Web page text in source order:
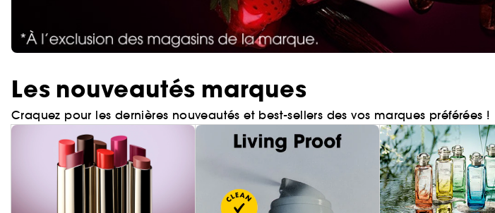
Les nouveautés marques
Craquez pour les dernières nouveautés et best-sellers des vos marques préférées !